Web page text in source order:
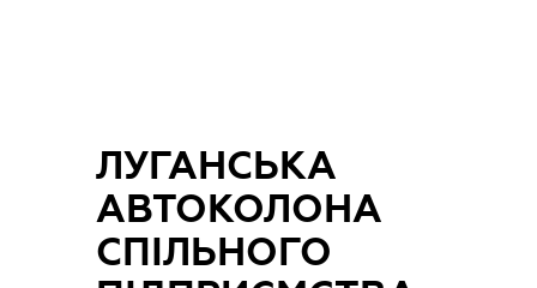
ЛУГАНСЬКА
АВТОКОЛОНА
СПІЛЬНОГО